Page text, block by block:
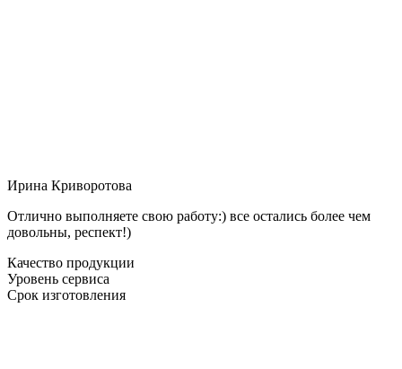
Ирина Криворотова
Отлично выполняете свою работу:) все остались более чем
довольны, респект!)
Качество продукции
Уровень сервиса
Срок изготовления